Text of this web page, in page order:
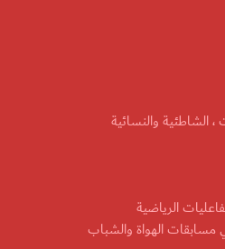
، الشاطئية والنسائية
الرياضية
مسابقات الهواة والشباب